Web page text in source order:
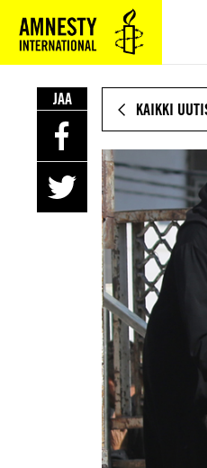
VARSINAISEEN
SISÄLTÖÖN
KAIKKI
JAA